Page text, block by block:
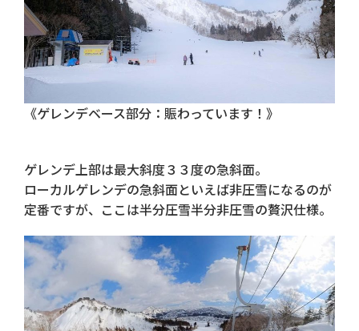
《ゲレンデベース部分：賑わっています！》
ゲレンデ上部は最大斜度３３度の急斜面。
ローカルゲレンデの急斜面といえば非圧雪になるのが
定番ですが、ここは半分圧雪半分非圧雪の贅沢仕様。